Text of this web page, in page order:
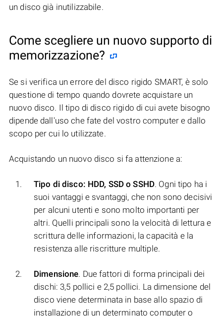
un disco già inutilizzabile.
Come scegliere un nuovo supporto di
memorizzazione?
Se si verifica un errore del disco rigido SMART, è solo
questione di tempo quando dovrete acquistare un
nuovo disco. Il tipo di disco rigido di cui avete bisogno
dipende dall'uso che fate del vostro computer e dallo
scopo per cui lo utilizzate.
Acquistando un nuovo disco si fa attenzione a:
Tipo di disco: HDD, SSD o SSHD. Ogni tipo ha i
suoi vantaggi e svantaggi, che non sono decisivi
per alcuni utenti e sono molto importanti per
altri. Quelli principali sono la velocità di lettura e
scrittura delle informazioni, la capacità e la
resistenza alle riscritture multiple.
Dimensione. Due fattori di forma principali dei
dischi: 3,5 pollici e 2,5 pollici. La dimensione del
disco viene determinata in base allo spazio di
installazione di un determinato computer o